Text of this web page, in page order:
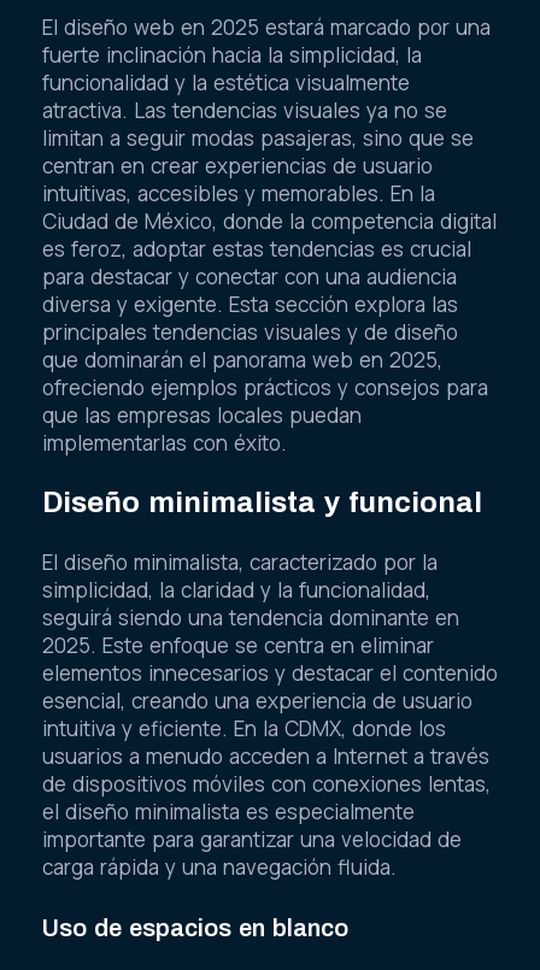
El diseño web en 2025 estará marcado por una
fuerte inclinación hacia la simplicidad, la
funcionalidad y la estética visualmente
atractiva. Las tendencias visuales ya no se
limitan a seguir modas pasajeras, sino que se
centran en crear experiencias de usuario
intuitivas, accesibles y memorables. En la
Ciudad de México, donde la competencia digital
es feroz, adoptar estas tendencias es crucial
para destacar y conectar con una audiencia
diversa y exigente. Esta sección explora las
principales tendencias visuales y de diseño
que dominarán el panorama web en 2025,
ofreciendo ejemplos prácticos y consejos para
que las empresas locales puedan
implementarlas con éxito.
Diseño minimalista y funcional
El diseño minimalista, caracterizado por la
simplicidad, la claridad y la funcionalidad,
seguirá siendo una tendencia dominante en
2025. Este enfoque se centra en eliminar
elementos innecesarios y destacar el contenido
esencial, creando una experiencia de usuario
intuitiva y eficiente. En la CDMX, donde los
usuarios a menudo acceden a Internet a través
de dispositivos móviles con conexiones lentas,
el diseño minimalista es especialmente
importante para garantizar una velocidad de
carga rápida y una navegación fluida.
Uso de espacios en blanco